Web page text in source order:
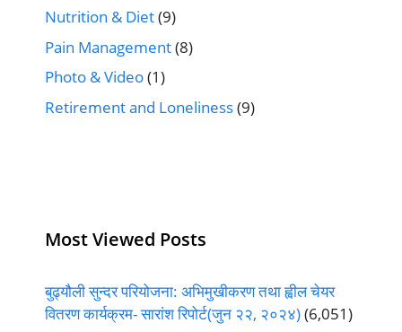
Nutrition & Diet(9)
Pain Management(8)
Photo & Video(1)
Retirement and Loneliness(9)
Most Viewed Posts
बुढ्यौली सुन्दर परियोजना: अभिमुखीकरण तथा ह्वील चेयर
वितरण कार्यक्रम- सारांश रिपोर्ट(जुन २२, २०२४)(6,051)